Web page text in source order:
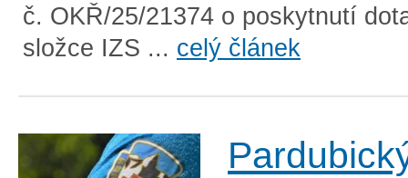
č. OKŘ/25/21374 o poskytnutí
složce IZS ... celý článek